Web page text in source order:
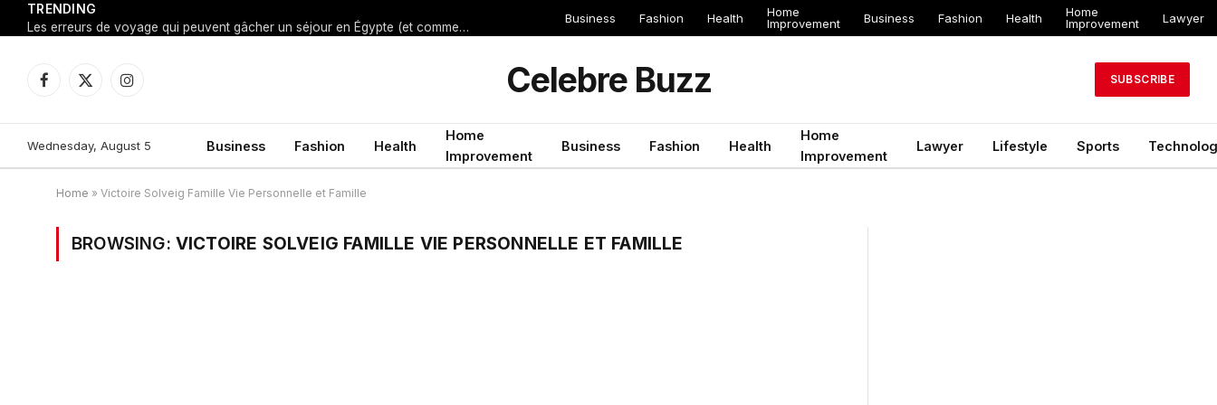
TRENDING
Les erreurs de voyage qui peuvent gâcher un séjour en Égypte (et comment les éviter)
Business Fashion Health
Home
Improvement
Business Fashion Health
Home
Improvement
Lawyer
Facebook
X
Instagram Celebre Buzz SUBSCRIBE
Wednesday, August 5 Business Fashion Health
Home
Improvement
Business Fashion Health
Home
Improvement
Lawyer Lifestyle Sports
Home » Victoire Solveig Famille Vie Personnelle et Famille
BROWSING: VICTOIRE SOLVEIG FAMILLE VIE PERSONNELLE ET FAMILLE